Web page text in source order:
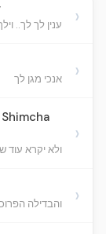
ענין לך לך.. ›
אנכי מגן לך ›
ולא יקרא
›
והבדילה ›